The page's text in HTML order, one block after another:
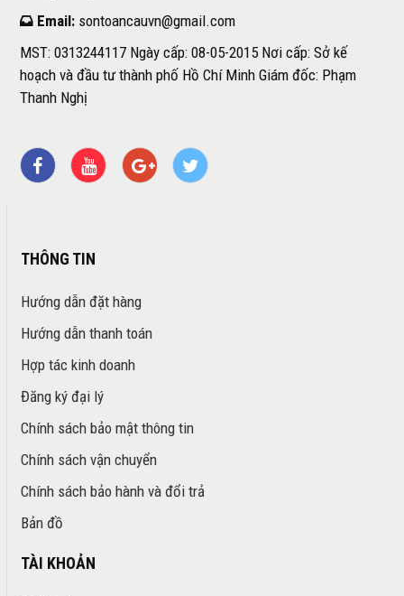
Email: sontoancauvn@gmail.com
MST: 0313244117 Ngày cấp: 08-05-2015 Nơi cấp: Sở kế
hoạch và đầu tư thành phố Hồ Chí Minh Giám đốc: Phạm
Thanh Nghị
THÔNG TIN
Hướng dẫn đặt hàng
Hướng dẫn thanh toán
Hợp tác kinh doanh
Đăng ký đại lý
Chính sách bảo mật thông tin
Chính sách vận chuyển
Chính sách bảo hành và đổi trả
Bản đồ
TÀI KHOẢN